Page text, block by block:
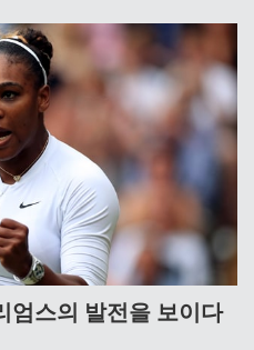
엄스의 발전을 보이다